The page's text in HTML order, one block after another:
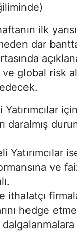
ilk
dar
global risk
Yatırımcılar
daralmış
Yatırımcılar
ve
ithalatçı
hedge